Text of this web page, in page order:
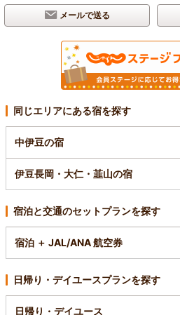
メールで送る
同じエリアにある宿を探す
中伊豆の宿
伊豆長岡・大仁・韮山の宿
宿泊と交通のセットプランを探す
宿泊 ＋ JAL/ANA 航空券
日帰り・デイユースプランを探す
日帰り・デイユース